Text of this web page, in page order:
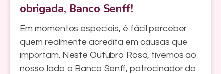
obrigada, Banco Senff!
Em momentos especiais, é fácil perceber
quem realmente acredita em causas que
importam. Neste Outubro Rosa, tivemos ao
nosso lado o Banco Senff, patrocinador do